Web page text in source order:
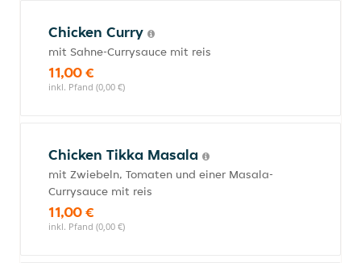
Chicken Curry
mit Sahne-Currysauce mit reis
11,00 €
inkl. Pfand (0,00 €)
Chicken Tikka Masala
mit Zwiebeln, Tomaten und einer Masala-
Currysauce mit reis
11,00 €
inkl. Pfand (0,00 €)